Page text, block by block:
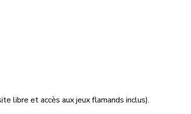
libre et accès aux jeux flamands inclus).